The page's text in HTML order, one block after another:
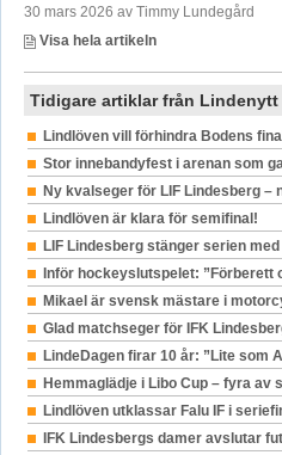
30 mars 2026 av Timmy Lundegård
Visa hela artikeln
Tidigare artiklar från Lindenytt
Lindlöven vill förhindra Bodens
Stor innebandyfest i arenan som
Ny kvalseger för LIF Lindesberg –
Lindlöven är klara för semifinal!
LIF Lindesberg stänger serien
Inför hockeyslutspelet: ”Förberett
Mikael är svensk mästare i
Glad matchseger för IFK
LindeDagen firar 10 år: ”Lite som
Hemmaglädje i Libo Cup – fyra av
Lindlöven utklassar Falu IF i
IFK Lindesbergs damer avslutar